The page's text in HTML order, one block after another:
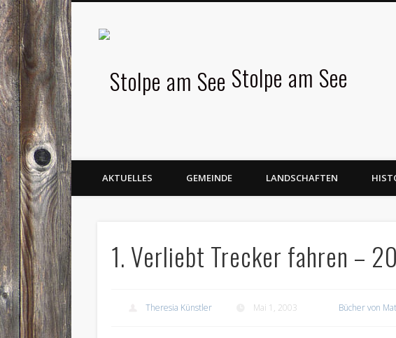
Stolpe am See
AKTUELLES GEMEINDE LANDSCHAFTEN
1. Verliebt Trecker fahren –
Theresia Künstler Mai 1, 2003 Bücher von